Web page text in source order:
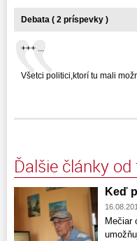
Debata ( 2 príspevky )
+++ ...
Všetci politici,ktorí tu mali
Ďalšie články
Keď
Mečiar